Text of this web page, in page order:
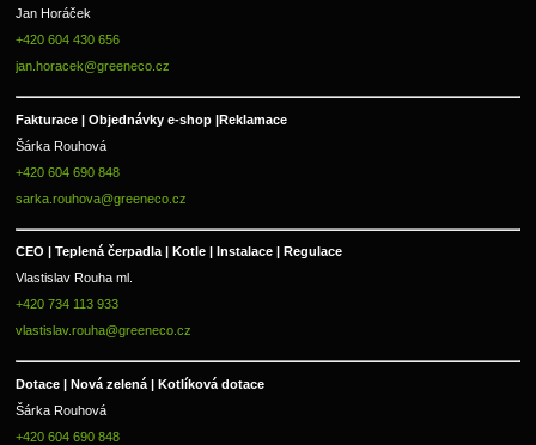
Jan Horáček
+420 604 430 656
jan.horacek@greeneco.cz
Fakturace | Objednávky e-shop |Reklamace
Šárka Rouhová
+420 604 690 848
sarka.rouhova@greeneco.cz
CEO | Teplená čerpadla | Kotle | Instalace | Regulace
Vlastislav Rouha ml.
+420 734 113 933
vlastislav.rouha@greeneco.cz
Dotace | Nová zelená | Kotlíková dotace
Šárka Rouhová
+420 604 690 848